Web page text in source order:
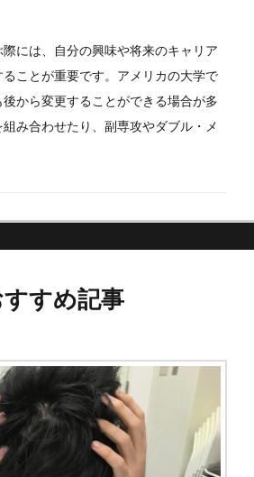
には、自分の興味や将来のキャリア
ることが重要です。アメリカの大学で
から変更することができる場合が多
み合わせたり、副専攻やダブル・メ
すすめ記事